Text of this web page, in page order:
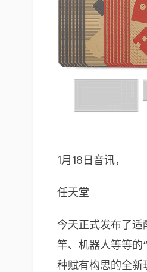
1月18日音讯，
任天堂
今天正式发布了
竿、机器人等等
种赋有构思的全新